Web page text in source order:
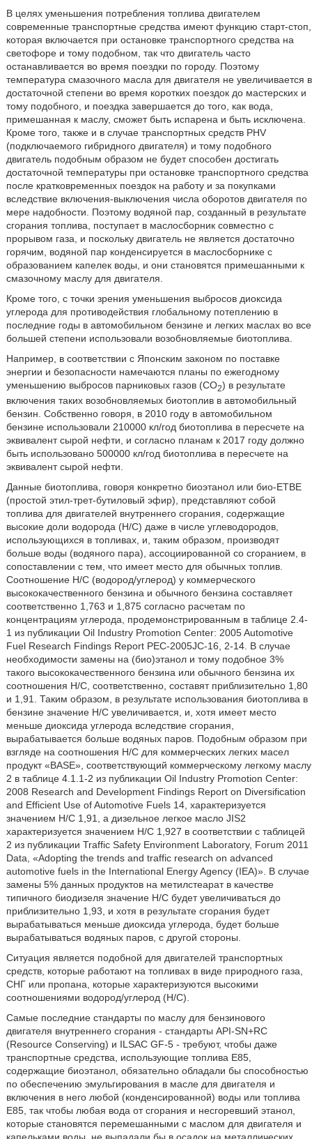
В целях уменьшения потребления топлива двигателем
современные транспортные средства имеют функцию старт-стоп,
которая включается при остановке транспортного средства на
светофоре и тому подобном, так что двигатель часто
останавливается во время поездки по городу. Поэтому
температура смазочного масла для двигателя не увеличивается в
достаточной степени во время коротких поездок до мастерских и
тому подобного, и поездка завершается до того, как вода,
примешанная к маслу, сможет быть испарена и быть исключена.
Кроме того, также и в случае транспортных средств PHV
(подключаемого гибридного двигателя) и тому подобного
двигатель подобным образом не будет способен достигать
достаточной температуры при остановке транспортного средства
после кратковременных поездок на работу и за покупками
вследствие включения-выключения числа оборотов двигателя по
мере надобности. Поэтому водяной пар, созданный в результате
сгорания топлива, поступает в маслосборник совместно с
прорывом газа, и поскольку двигатель не является достаточно
горячим, водяной пар конденсируется в маслосборнике с
образованием капелек воды, и они становятся примешанными к
смазочному маслу для двигателя.
Кроме того, с точки зрения уменьшения выбросов диоксида
углерода для противодействия глобальному потеплению в
последние годы в автомобильном бензине и легких маслах во все
большей степени использовали возобновляемые биотоплива.
Например, в соответствии с Японским законом по поставке
энергии и безопасности намечаются планы по ежегодному
уменьшению выбросов парниковых газов (CO2) в результате
включения таких возобновляемых биотоплив в автомобильный
бензин. Собственно говоря, в 2010 году в автомобильном
бензине использовали 210000 кл/год биотоплива в пересчете на
эквивалент сырой нефти, и согласно планам к 2017 году должно
быть использовано 500000 кл/год биотоплива в пересчете на
эквивалент сырой нефти.
Данные биотоплива, говоря конкретно биоэтанол или био-ETBE
(простой этил-трет-бутиловый эфир), представляют собой
топлива для двигателей внутреннего сгорания, содержащие
высокие доли водорода (Н/С) даже в числе углеводородов,
использующихся в топливах, и, таким образом, производят
больше воды (водяного пара), ассоциированной со сгоранием, в
сопоставлении с тем, что имеет место для обычных топлив.
Соотношение Н/С (водород/углерод) у коммерческого
высококачественного бензина и обычного бензина составляет
соответственно 1,763 и 1,875 согласно расчетам по
концентрациям углерода, продемонстрированным в таблице 2.4-
1 из публикации Oil Industry Promotion Center: 2005 Automotive
Fuel Research Findings Report PEC-2005JC-16, 2-14. В случае
необходимости замены на (био)этанол и тому подобное 3%
такого высококачественного бензина или обычного бензина их
соотношения Н/С, соответственно, составят приблизительно 1,80
и 1,91. Таким образом, в результате использования биотоплива в
бензине значение H/C увеличивается, и, хотя имеет место
меньше диоксида углерода вследствие сгорания,
вырабатывается больше водяных паров. Подобным образом при
взгляде на соотношения Н/С для коммерческих легких масел
продукт «BASE», соответствующий коммерческому легкому маслу
2 в таблице 4.1.1-2 из публикации Oil Industry Promotion Center:
2008 Research and Development Findings Report on Diversification
and Efficient Use of Automotive Fuels 14, характеризуется
значением Н/С 1,91, а дизельное легкое масло JIS2
характеризуется значением Н/С 1,927 в соответствии с таблицей
2 из публикации Traffic Safety Environment Laboratory, Forum 2011
Data, «Adopting the trends and traffic research on advanced
automotive fuels in the International Energy Agency (IEA)». В случае
замены 5% данных продуктов на метилстеарат в качестве
типичного биодизеля значение Н/С будет увеличиваться до
приблизительно 1,93, и хотя в результате сгорания будет
вырабатываться меньше диоксида углерода, будет больше
вырабатываться водяных паров, с другой стороны.
Ситуация является подобной для двигателей транспортных
средств, которые работают на топливах в виде природного газа,
СНГ или пропана, которые характеризуются высокими
соотношениями водород/углерод (Н/С).
Самые последние стандарты по маслу для бензинового
двигателя внутреннего сгорания - стандарты API-SN+RC
(Resource Conserving) и ILSAC GF-5 - требуют, чтобы даже
транспортные средства, использующие топлива Е85,
содержащие биоэтанол, обязательно обладали бы способностью
по обеспечению эмульгирования в масле для двигателя и
включения в него любой (конденсированной) воды или топлива
E85, так чтобы любая вода от сгорания и несгоревший этанол,
которые становятся перемешанными с маслом для двигателя и
капельками воды, не выпадали бы в осадок на металлических